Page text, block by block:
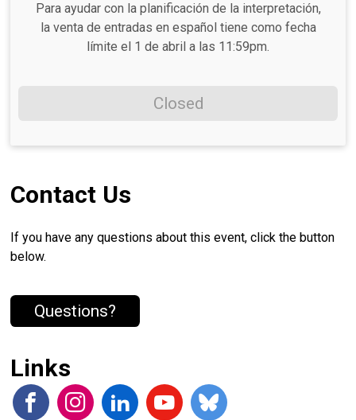
Para ayudar con la planificación de la interpretación,
la venta de entradas en español tiene como fecha
límite el 1 de abril a las 11:59pm.
Closed
Contact Us
If you have any questions about this event, click the button
below.
Questions?
Links